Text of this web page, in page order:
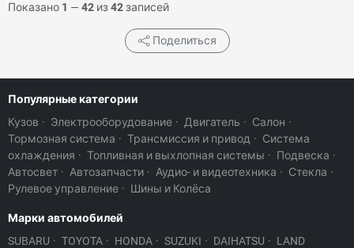
Показано 1 — 42 из42записей
Поделиться
Популярные категории
Кузов · Электрооборудование · Двигатель · Салон ·
Тормозная система · Трансмиссия и привод · Система
охлаждения · Топливная и выхлопная системы · Подвеска ·
Автосвет · Автозапчасти · Аудио- и видеотехника · Стекла ·
Рулевое управление · Шины и Колёса
Марки автомобилей
SUBARU · TOYOTA · HONDA · SUZUKI · DAIHATSU · LAND